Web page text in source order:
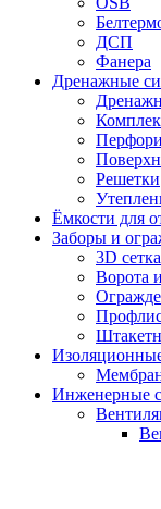
ДСП
Фанера
Дренажные
Решетки
Ёмкости для
Заборы и
3D сетка
Ворота
Инженерные